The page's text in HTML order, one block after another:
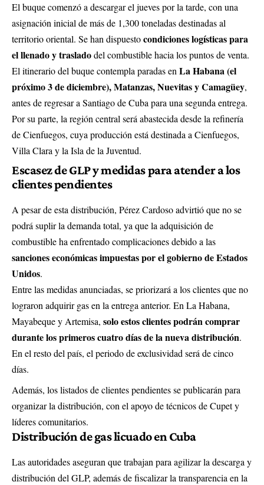
El buque comenzó a descargar el jueves por la tarde, con una
asignación inicial de más de 1,300 toneladas destinadas al
territorio oriental. Se han dispuestocondiciones logísticas para
el llenado y trasladodel combustible hacia los puntos de venta.
El itinerario del buque contempla paradas en La Habana (el
próximo 3 de diciembre), Matanzas, Nuevitas y Camagüey,
antes de regresar a Santiago de Cuba para una segunda entrega.
Por su parte, la región central será abastecida desde la refinería
de Cienfuegos, cuya producción está destinada a Cienfuegos,
Villa Clara y la Isla de la Juventud.
Escasez de GLP y medidas para atender a los
clientes pendientes
A pesar de esta distribución, Pérez Cardoso advirtió que no se
podrá suplir la demanda total, ya que la adquisición de
combustible ha enfrentado complicaciones debido a las
sanciones económicas impuestas por el gobierno de Estados
Unidos.
Entre las medidas anunciadas, se priorizará a los clientes que no
lograron adquirir gas en la entrega anterior. En La Habana,
Mayabeque y Artemisa, solo estos clientes podrán comprar
durante los primeros cuatro días de la nueva distribución.
En el resto del país, el periodo de exclusividad será de cinco
días.
Además, los listados de clientes pendientes se publicarán para
organizar la distribución, con el apoyo de técnicos de Cupet y
líderes comunitarios.
Distribución de gas licuado en Cuba
Las autoridades aseguran que trabajan para agilizar la descarga y
distribución del GLP, además de fiscalizar la transparencia en la